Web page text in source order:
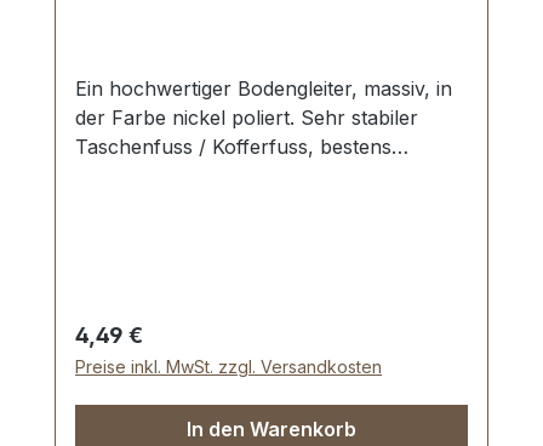
Ein hochwertiger Bodengleiter, massiv, in
der Farbe nickel poliert. Sehr stabiler
Taschenfuss / Kofferfuss, bestens
Regulärer Preis:
4,49 €
Preise inkl. MwSt. zzgl. Versandkosten
In den Warenkorb